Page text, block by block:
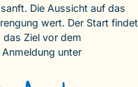
Die Aussicht auf das
wert. Der Start findet
Ziel vor dem
unter